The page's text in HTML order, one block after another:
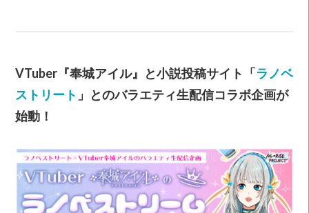
VTuber『奉城アイル』と小説投稿サイト「ラノベ
ストリート 」とのバラエティ生配信コラボ企画が
始動！